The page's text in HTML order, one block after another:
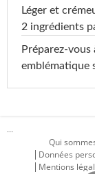
Léger et
2 ingrédients
Préparez-
emblématique
...
Qui
Données
Mentions